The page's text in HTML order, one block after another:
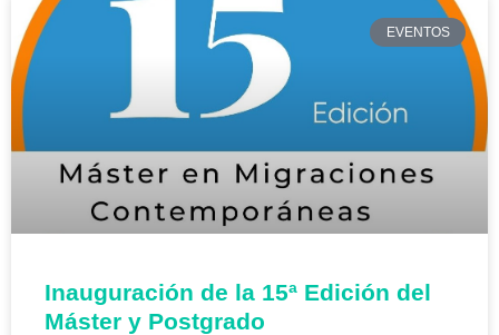
EVENTOS
Inauguración de la 15ª Edición del
Máster y Postgrado